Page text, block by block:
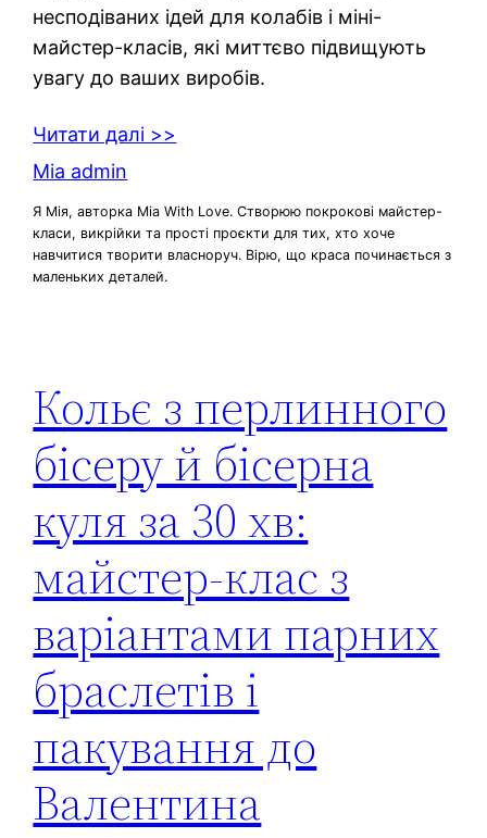
несподіваних ідей для колабів і міні-
майстер-класів, які миттєво підвищують
увагу до ваших виробів.
Читати далі >>
Mia admin
Я Мія, авторка Mia With Love. Створюю покрокові майстер-
класи, викрійки та прості проєкти для тих, хто хоче
навчитися творити власноруч. Вірю, що краса починається з
маленьких деталей.
Кольє з перлинного
бісеру й бісерна
куля за 30 хв:
майстер-клас з
варіантами парних
браслетів і
пакування до
Валентина